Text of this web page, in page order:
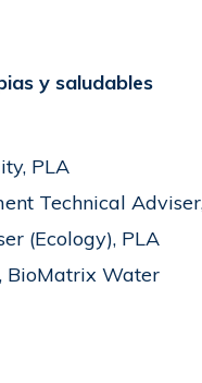
y saludables
PLA
Technical
(Ecology), PLA
BioMatrix Water